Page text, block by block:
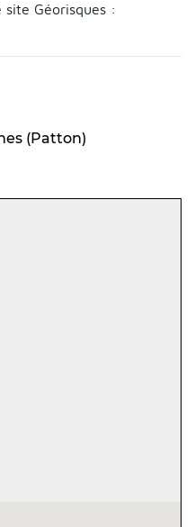
site Géorisques :
(Patton)